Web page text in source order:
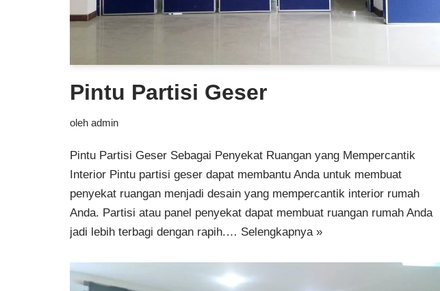
Pintu Partisi Geser
oleh admin
Pintu Partisi Geser Sebagai Penyekat Ruangan yang Mempercantik
Interior Pintu partisi geser dapat membantu Anda untuk membuat
penyekat ruangan menjadi desain yang mempercantik interior rumah
Anda. Partisi atau panel penyekat dapat membuat ruangan rumah Anda
jadi lebih terbagi dengan rapih.… Selengkapnya »